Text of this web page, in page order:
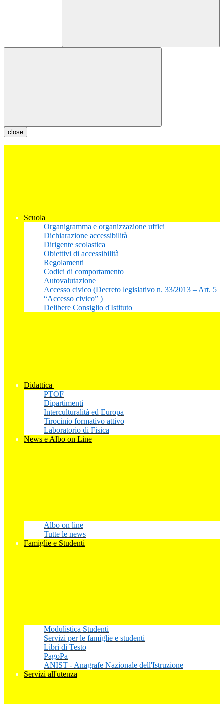
close
Scuola
Organigramma e organizzazione uffici
Dichiarazione accessibilità
Dirigente scolastica
Obiettivi di accessibilità
Regolamenti
Codici di comportamento
Autovalutazione
Accesso civico (Decreto legislativo n. 33/2013 – Art. 5
“Accesso civico” )
Delibere Consiglio d'Istituto
Didattica
PTOF
Dipartimenti
Interculturalità ed Europa
Tirocinio formativo attivo
Laboratorio di Fisica
News e Albo on Line
Albo on line
Tutte le news
Famiglie e Studenti
Modulistica Studenti
Servizi per le famiglie e studenti
Libri di Testo
PagoPa
ANIST - Anagrafe Nazionale dell'Istruzione
Servizi all'utenza